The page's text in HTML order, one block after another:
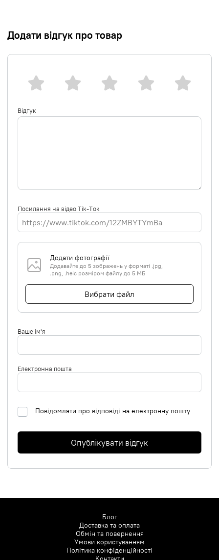
Додати відгук про товар
Відгук
Посилання на відео Tik-Tok
Додати фотографії
Додавайте до 5 зображень у форматі .jpg,
.png, .heic розміром файлу до 5 МБ
Вибрати файл
Ваше ім'я
Електронна пошта
Повідомляти про відповіді на електронну пошту
Опублікувати відгук
Блог
Доставка та оплата
Обмін та повернення
Умови користуванням
Політика конфіденційності